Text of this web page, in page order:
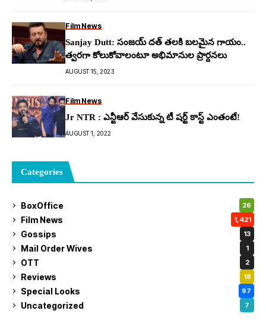
Film News
Sanjay Dutt: సంజ‌య్ ద‌త్ త‌ల‌కి బ‌ల‌మైన గాయం..
త్వ‌ర‌గా కోలుకోవాలంటూ అభిమానుల ప్రార్ద‌న‌లు
AUGUST 15, 2023
Film News
Jr NTR : ఎన్టీఆర్ వేసుకున్న టీ షర్ట్ కాస్ట్ ఎంతంటే!
AUGUST 1, 2022
Categories
BoxOffice 26
Film News 1,421
Gossips 13
Mail Order Wives 1
OTT 2
Reviews 18
Special Looks 97
Uncategorized 7